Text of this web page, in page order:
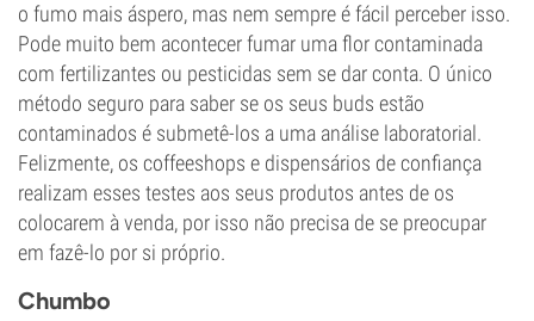
o fumo mais áspero, mas nem sempre é fácil perceber isso.
Pode muito bem acontecer fumar uma flor contaminada
com fertilizantes ou pesticidas sem se dar conta. O único
método seguro para saber se os seus buds estão
contaminados é submetê-los a uma análise laboratorial.
Felizmente, os coffeeshops e dispensários de confiança
realizam esses testes aos seus produtos antes de os
colocarem à venda, por isso não precisa de se preocupar
em fazê-lo por si próprio.
Chumbo